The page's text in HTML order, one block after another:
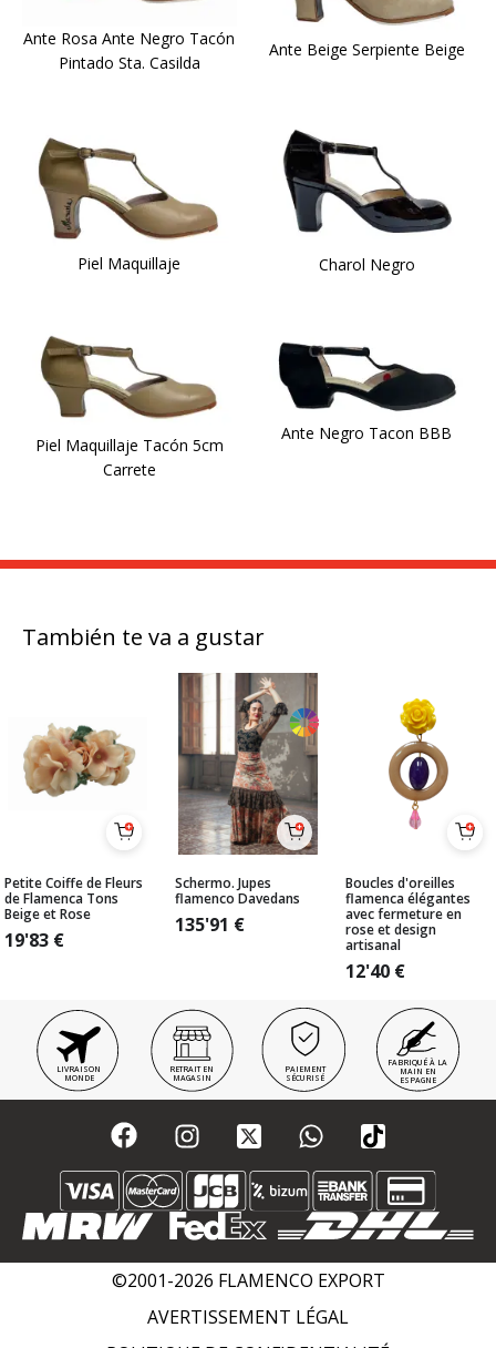
Ante Rosa Ante Negro Tacón
Pintado Sta. Casilda
Ante Beige Serpiente Beige
Piel Maquillaje Charol Negro
Piel Maquillaje Tacón 5cm
Carrete
Ante Negro Tacon BBB
También te va a gustar
Petite Coiffe de Fleurs
de Flamenca Tons
Beige et Rose
19'83 €
Schermo. Jupes
flamenco Davedans
135'91 €
Boucles d'oreilles
flamenca élégantes
avec fermeture en
rose et design
artisanal
12'40 €
LIVRAISON
MONDE
RETRAIT EN
MAGASIN
PAIEMENT
SÉCURISÉ
FABRIQUÉ À LA
MAIN EN
ESPAGNE
©2001-2026 FLAMENCO EXPORT
AVERTISSEMENT LÉGAL